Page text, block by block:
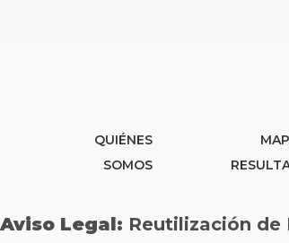
QUIÉNES
SOMOS
Aviso Legal: Reutilización de